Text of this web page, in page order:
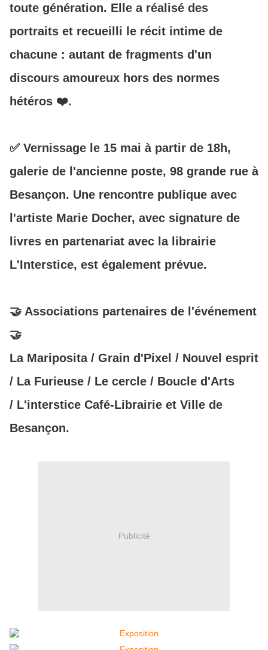
toute génération. Elle a réalisé des
portraits et recueilli le récit intime de
chacune : autant de fragments d'un
discours amoureux hors des normes
hétéros ❤️.
✅ Vernissage le 15 mai à partir de 18h,
galerie de l'ancienne poste, 98 grande rue à
Besançon. Une rencontre publique avec
l'artiste Marie Docher, avec signature de
livres en partenariat avec la librairie
L'Interstice, est également prévue.
🤝 Associations partenaires de l'événement
🤝
La Mariposita / Grain d'Pixel / Nouvel esprit
/ La Furieuse / Le cercle / Boucle d'Arts
/ L'interstice Café-Librairie et Ville de
Besançon.
Publicité